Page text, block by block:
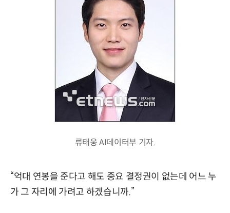
류태웅 AI데이터부 기자.
“억대 연봉을 준다고 해도 중요 결정권이 없는데 어느 누
가 그 자리에 가려고 하겠습니까.”